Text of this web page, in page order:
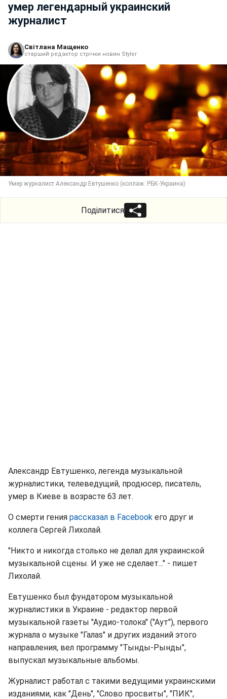
умер легендарный украинский
журналист
Світлана Мащенко
старший редактор стрічки новин Styler
Умер журналист Александр Евтушенко (коллаж: РБК-Украина)
Поділитися
Александр Евтушенко, легенда музыкальной
журналистики, телеведущий, продюсер, писатель,
умер в Киеве в возрасте 63 лет.
О смерти гения рассказал в Facebook его друг и
коллега Сергей Лихолай.
"Никто и никогда столько не делал для украинской
музыкальной сцены. И уже не сделает..." - пишет
Лихолай.
Евтушенко был фундатором музыкальной
журналистики в Украине - редактор первой
музыкальной газеты "Аудио-толока" ("Аут"), первого
журнала о музыке "Галаs" и других изданий этого
направления, вел программу "Тынды-Рынды",
выпускал музыкальные альбомы.
Журналист работал с такими ведущими украинскими
изданиями, как "День", "Слово просвиты", "ПИК",